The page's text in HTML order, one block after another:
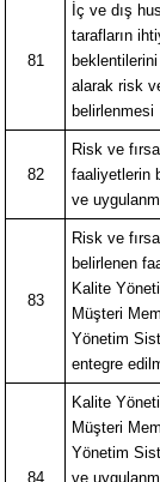
81
İç ve dış
tarafların
alarak risk
belirlenmesi
82
Risk ve
faaliyetlerin
ve
83
Risk ve
belirlenen
Kalite
Müşteri
Yönetim
entegre
84
Kalite
Müşteri
Yönetim
ve